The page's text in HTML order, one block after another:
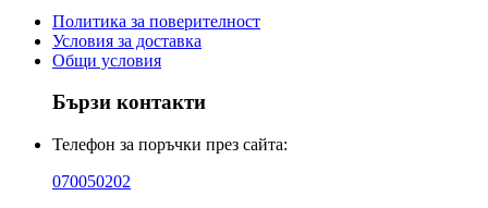
Политика за поверителност
Условия за доставка
Общи условия
Бързи контакти
Телефон за поръчки през сайта:
070050202